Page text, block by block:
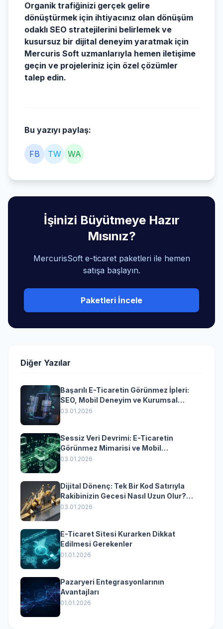
Organik trafiğinizi gerçek gelire
dönüştürmek için ihtiyacınız olan dönüşüm
odaklı SEO stratejilerini belirlemek ve
kusursuz bir dijital deneyim yaratmak için
Mercuris Soft uzmanlarıyla hemen iletişime
geçin ve projeleriniz için özel çözümler
talep edin.
Bu yazıyı paylaş:
FB TW WA
İşinizi Büyütmeye Hazır
Mısınız?
MercurisSoft e-ticaret paketleri ile hemen
satışa başlayın.
Paketleri İncele
Diğer Yazılar
Başarılı E-Ticaretin Görünmez İpleri:
SEO, Mobil Deneyim ve Kurumsal
Yazılımın Kazandıran Senkronizasyonu
03.01.2026
Sessiz Veri Devrimi: E-Ticaretin
Görünmez Mimarisi ve Mobil
Dönüşümün Kurumsal Anahtarı
03.01.2026
Dijital Dönenç: Tek Bir Kod Satırıyla
Rakibinizin Gecesi Nasıl Uzun Olur?
(Kurumsal Yazılımın Güçlü Rolü)
03.01.2026
E-Ticaret Sitesi Kurarken Dikkat
Edilmesi Gerekenler
01.01.2026
Pazaryeri Entegrasyonlarının
Avantajları
01.01.2026